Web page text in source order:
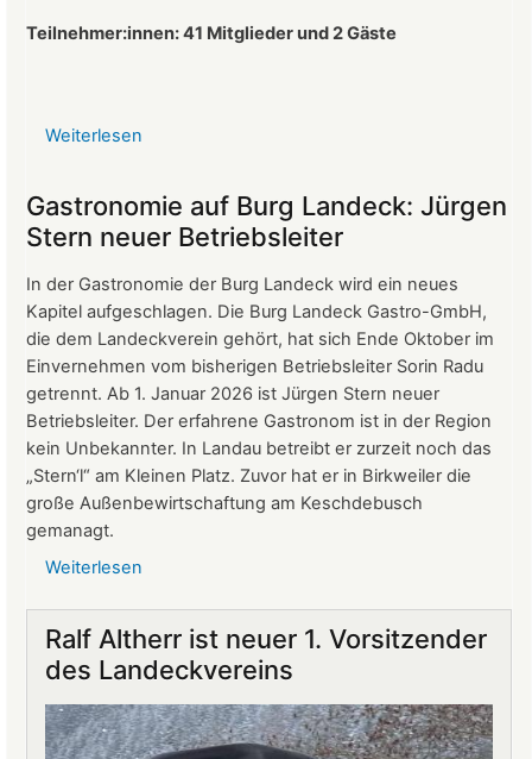
Teilnehmer:innen: 41 Mitglieder und 2 Gäste
Weiterlesen
der
Mitgliederversammlung
vom
März
2026
Gastronomie auf Burg Landeck: Jürgen
Stern neuer Betriebsleiter
In der Gastronomie der Burg Landeck wird ein neues
Kapitel aufgeschlagen. Die Burg Landeck Gastro-GmbH,
die dem Landeckverein gehört, hat sich Ende Oktober im
Einvernehmen vom bisherigen Betriebsleiter Sorin Radu
getrennt. Ab 1. Januar 2026 ist Jürgen Stern neuer
Betriebsleiter. Der erfahrene Gastronom ist in der Region
kein Unbekannter. In Landau betreibt er zurzeit noch das
„Stern‘l“ am Kleinen Platz. Zuvor hat er in Birkweiler die
große Außenbewirtschaftung am Keschdebusch
gemanagt.
Weiterlesen
Burg
Landeck:
Jürgen
Stern
Ralf Altherr ist neuer 1. Vorsitzender
des Landeckvereins